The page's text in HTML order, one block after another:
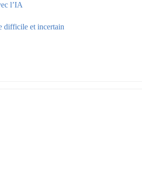
l’IA
difficile et incertain